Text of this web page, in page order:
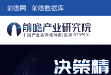
前瞻网 前瞻数据库